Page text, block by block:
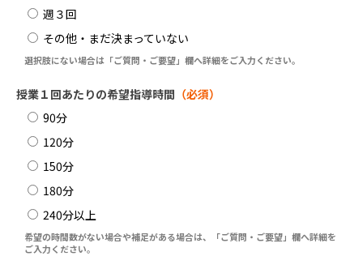
週３回
その他・まだ決まっていない
選択肢にない場合は「ご質問・ご要望」欄へ詳細をご入力ください。
授業１回あたりの希望指導時間 （必須）
90分
120分
150分
180分
240分以上
希望の時間数がない場合や補足がある場合は、「ご質問・ご要望」欄へ詳細を
ご入力ください。